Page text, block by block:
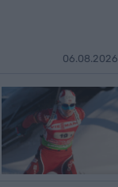
06.08.2026